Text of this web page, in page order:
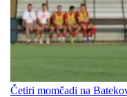
Četiri momčadi na